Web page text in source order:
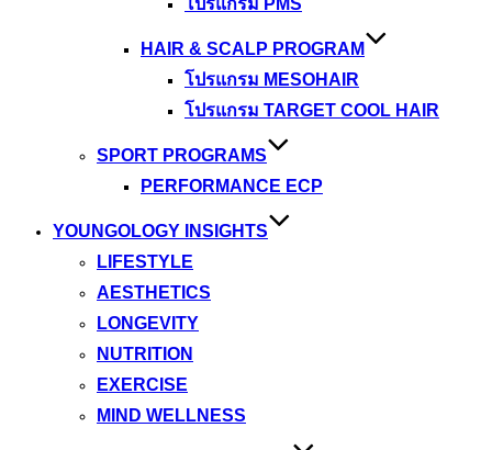
โปรแกรม PMS
HAIR & SCALP PROGRAM
โปรแกรม MESOHAIR
โปรแกรม TARGET COOL HAIR
SPORT PROGRAMS
PERFORMANCE ECP
YOUNGOLOGY INSIGHTS
LIFESTYLE
AESTHETICS
LONGEVITY
NUTRITION
EXERCISE
MIND WELLNESS